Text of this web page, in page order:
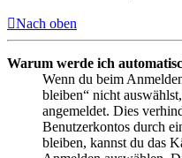
Nach oben
Warum werde ich
Wenn du beim
bleiben“ nicht
angemeldet. Dies
Benutzerkontos durch
bleiben, kannst du das